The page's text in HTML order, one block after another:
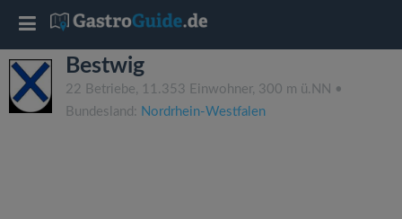
Bestwig
22 Betriebe, 11.353 Einwohner, 300 m ü.NN •
Bundesland: Nordrhein-Westfalen
T
o
g